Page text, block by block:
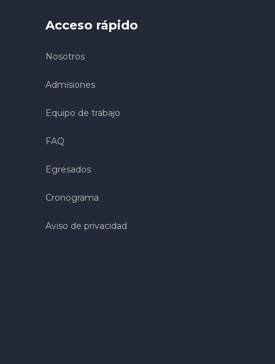
Acceso rápido
Nosotros
Admisiones
Equipo de trabajo
FAQ
Egresados
Cronograma
Aviso de privacidad